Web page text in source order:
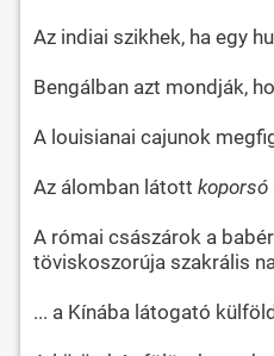
Az indiai szikhek, ha egy
Bengálban azt mondják,
A louisianai cajunok
Az álomban látott koporsó
A római császárok a babér
töviskoszorúja szakrális
... a Kínába látogató